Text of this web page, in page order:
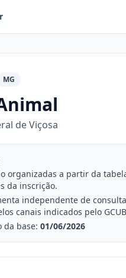
MG
de Viçosa
organizadas a partir da
da inscrição.
independente de
canais indicados pelo
da base: 01/06/2026